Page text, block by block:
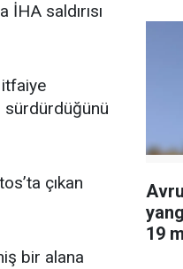
saldırısı
itfaiye
sürdürdüğünü
çıkan
bir alana
19